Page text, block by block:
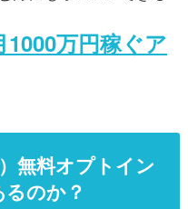
万円稼ぐア
無料オプトイン
のか？